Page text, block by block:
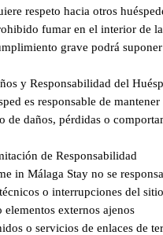
respeto hacia otros
fumar en el interior de
grave podrá
y Responsabilidad del
es responsable de
de daños, pérdidas o
de Responsabilidad
in Málaga Stay no se
o interrupciones del
elementos externos ajenos
o servicios de enlaces de